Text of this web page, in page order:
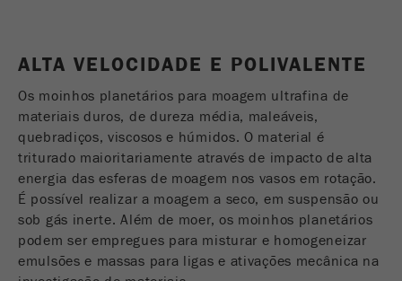
Ciclo de
vida cookie
Nome be_typo_user
Fornecedor TYPO3
Objectivo
Este cookie informa o site se um visitante está
logado no O Typo3 back-end e tem os direitos
de administrador.
Objectivo
Neste cookie as informações principais são
cookie, um ID de visitante exclusivo, a data e
hora da primeira visita, a hora em que a visita
ativa é iniciada e o número de todas as visitas
que um visitante único fez no site é
armazenado.
Ciclo de
vida cookie
Jeff Scott
ALTA VELOCIDADE E POLIVALENTE
Os moinhos planetários para moagem ultrafina de
materiais duros, de dureza média, maleáveis,
quebradiços, viscosos e húmidos. O material é
triturado maioritariamente através de impacto de alta
energia das esferas de moagem nos vasos em rotação.
É possível realizar a moagem a seco, em suspensão ou
sob gás inerte. Além de moer, os moinhos planetários
podem ser empregues para misturar e homogeneizar
emulsões e massas para ligas e ativações mecânica na